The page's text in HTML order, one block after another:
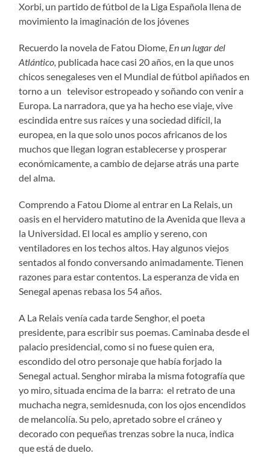
Xorbi, un partido de fútbol de la Liga Española llena de
movimiento la imaginación de los jóvenes
Recuerdo la novela de Fatou Diome, En un lugar del
Atlántico, publicada hace casi 20 años, en la que unos
chicos senegaleses ven el Mundial de fútbol apiñados en
torno a un televisor estropeado y soñando con venir a
Europa. La narradora, que ya ha hecho ese viaje, vive
escindida entre sus raíces y una sociedad difícil, la
europea, en la que solo unos pocos africanos de los
muchos que llegan logran establecerse y prosperar
económicamente, a cambio de dejarse atrás una parte
del alma.
Comprendo a Fatou Diome al entrar en La Relais, un
oasis en el hervidero matutino de la Avenida que lleva a
la Universidad. El local es amplio y sereno, con
ventiladores en los techos altos. Hay algunos viejos
sentados al fondo conversando animadamente. Tienen
razones para estar contentos. La esperanza de vida en
Senegal apenas rebasa los 54 años.
A La Relais venía cada tarde Senghor, el poeta
presidente, para escribir sus poemas. Caminaba desde el
palacio presidencial, como si no fuese quien era,
escondido del otro personaje que había forjado la
Senegal actual. Senghor miraba la misma fotografía que
yo miro, situada encima de la barra: el retrato de una
muchacha negra, semidesnuda, con los ojos encendidos
de melancolía. Su pelo, apretado sobre el cráneo y
decorado con pequeñas trenzas sobre la nuca, indica
que está de duelo.